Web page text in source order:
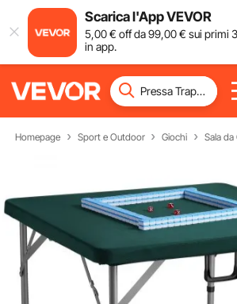
Scarica l'App VEVOR
5,00€ off da99,00€ sui primi
in app.
Homepage Sport e Outdoor Giochi Sala da